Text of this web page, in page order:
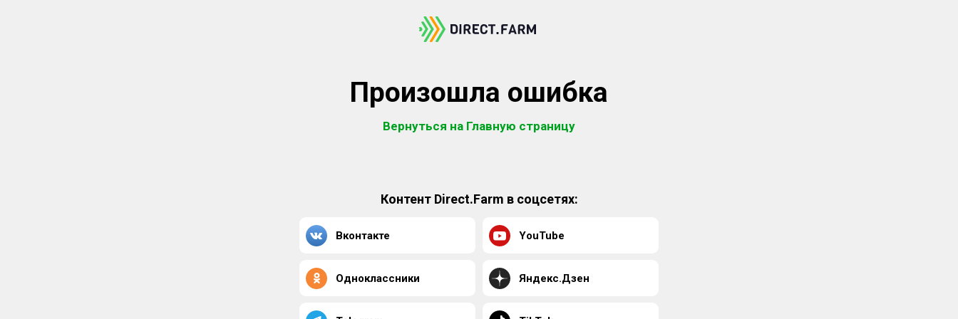
Произошла ошибка
Вернуться на Главную страницу
Контент Direct.Farm в соцсетях:
Вконтакте YouTube
Одноклассники Яндекс.Дзен